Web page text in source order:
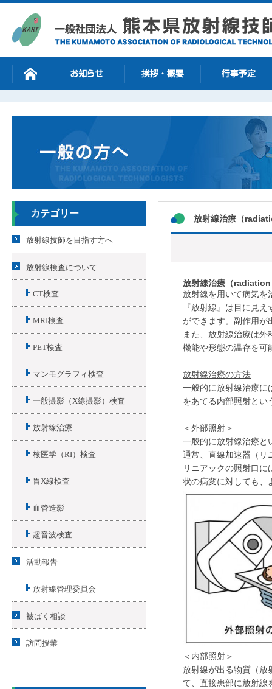
放射線治療（
放射線治療 （
放射線を用いて病気を
『放射線』は目に見
ができます。副作用が
また、放射線治療は
機能や形態の温存を可
放射線治療の方法
一般的に放射線治療に
をあてる内部照射とい
＜外部照射＞
一般的に放射線治療と
通常、直線加速器（リ
リニアックの照射口
状の病変に対しても、
＜内部照射＞
放射線が出る物質（放
て、直接患部に放射線
カテゴリー
放射線技師を目指す方へ
放射線検査について
CT検査
MRI検査
PET検査
マンモグラフィ検査
一般撮影（X線撮影）検査
放射線治療
核医学（RI）検査
胃X線検査
血管造影
超音波検査
活動報告
放射線管理委員会
被ばく相談
訪問授業